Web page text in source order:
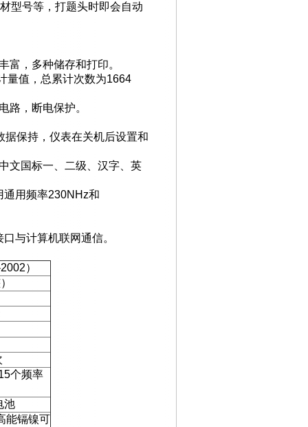
型号等，打题头时即会自动
富，多种储存和打印。
量值，总累计次数为1664
路，断电保护。
据保持，仪表在关机后设置和
文国标一、二级、汉字、英
通用频率230NHz和
口与计算机联网通信。
）
个频率
池
能镉镍可